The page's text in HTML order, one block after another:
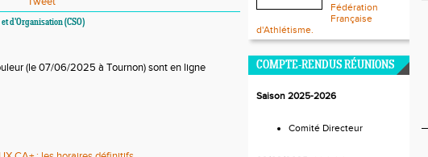
d'Organisation (CSO)
(le 07/06/2025 à Tournon) sont en ligne
Fédération
Française
d'Athlétisme.
COMPTE-RENDUS RÉUNIONS
Saison 2025-2026
Comité Directeur